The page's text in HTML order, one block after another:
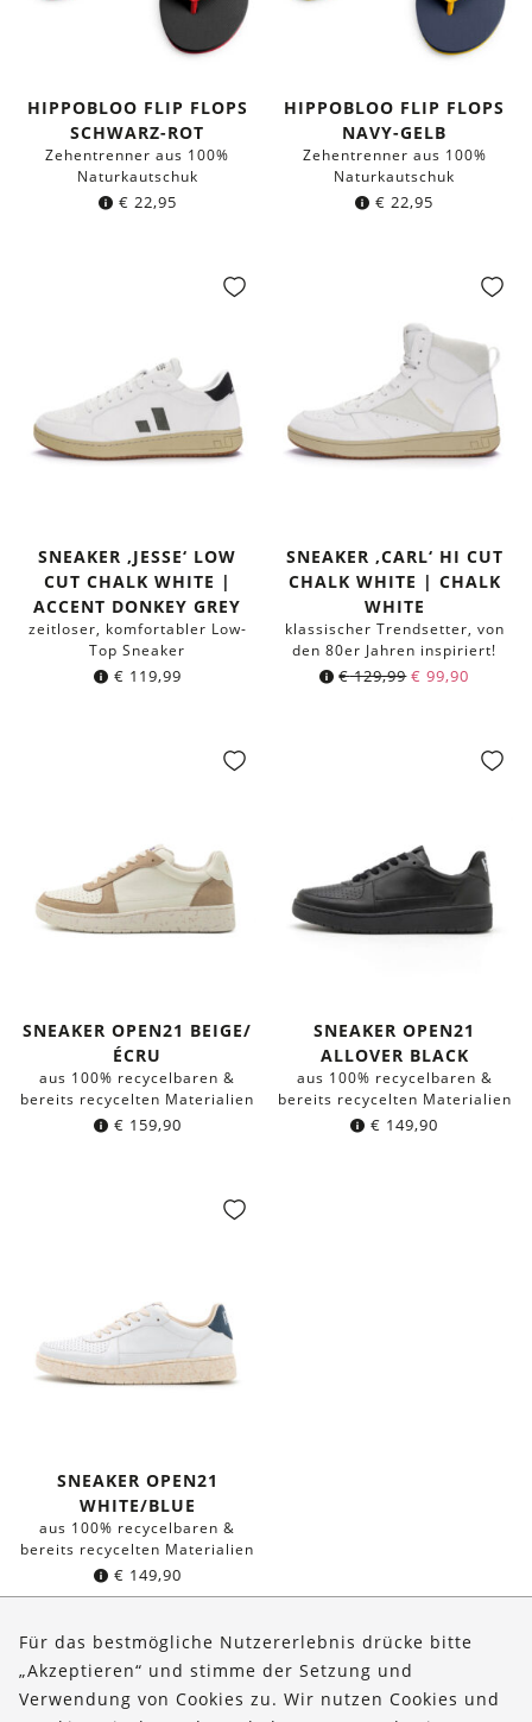
HIPPOBLOO FLIP FLOPS
SCHWARZ-ROT
Zehentrenner aus 100%
Naturkautschuk
€ 22,95
HIPPOBLOO FLIP FLOPS
NAVY-GELB
Zehentrenner aus 100%
Naturkautschuk
€ 22,95
SNEAKER ‚JESSE‘ LOW
CUT CHALK WHITE |
ACCENT DONKEY GREY
zeitloser, komfortabler Low-
Top Sneaker
€ 119,99
SNEAKER ‚CARL‘ HI CUT
CHALK WHITE | CHALK
WHITE
klassischer Trendsetter, von
den 80er Jahren inspiriert!
€129,99 € 99,90
SNEAKER OPEN21 BEIGE/
ÉCRU
aus 100% recycelbaren &
bereits recycelten Materialien
€ 159,90
SNEAKER OPEN21
ALLOVER BLACK
aus 100% recycelbaren &
bereits recycelten Materialien
€ 149,90
SNEAKER OPEN21
WHITE/BLUE
aus 100% recycelbaren &
bereits recycelten Materialien
€ 149,90
Über uns
Für das bestmögliche Nutzererlebnis drücke bitte
„Akzeptieren“ und stimme der Setzung und
Verwendung von Cookies zu. Wir nutzen Cookies und